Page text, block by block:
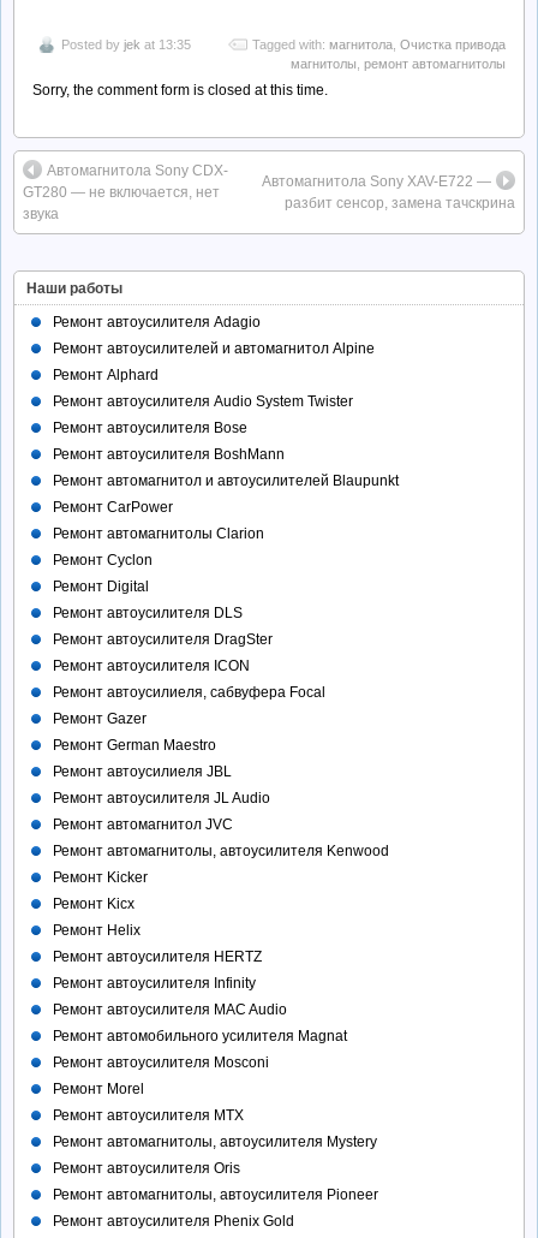
Posted by jek at 13:35 Tagged with: магнитола Очистка привода
магнитолы ремонт автомагнитолы
Sorry, the comment form is closed at this time.
Автомагнитола Sony CDX-
GT280 — не включается, нет
звука
Автомагнитола Sony XAV-E722 —
разбит сенсор, замена тачскрина
Наши работы
Ремонт автоусилителя Adagio
Ремонт автоусилителей и автомагнитол Alpine
Ремонт Alphard
Ремонт автоусилителя Audio System Twister
Ремонт автоусилителя Bose
Ремонт автоусилителя BoshMann
Ремонт автомагнитол и автоусилителей Blaupunkt
Ремонт CarPower
Ремонт автомагнитолы Clarion
Ремонт Cyclon
Ремонт Digital
Ремонт автоусилителя DLS
Ремонт автоусилителя DragSter
Ремонт автоусилителя ICON
Ремонт автоусилиеля, сабвуфера Focal
Ремонт Gazer
Ремонт German Maestro
Ремонт автоусилиеля JBL
Ремонт автоусилителя JL Audio
Ремонт автомагнитол JVC
Ремонт автомагнитолы, автоусилителя Kenwood
Ремонт Kicker
Ремонт Kicx
Ремонт Helix
Ремонт автоусилителя HERTZ
Ремонт автоусилителя Infinity
Ремонт автоусилителя MAC Audio
Ремонт автомобильного усилителя Magnat
Ремонт автоусилителя Mosconi
Ремонт Morel
Ремонт автоусилителя MTX
Ремонт автомагнитолы, автоусилителя Mystery
Ремонт автоусилителя Oris
Ремонт автомагнитолы, автоусилителя Pioneer
Ремонт автоусилителя Phenix Gold